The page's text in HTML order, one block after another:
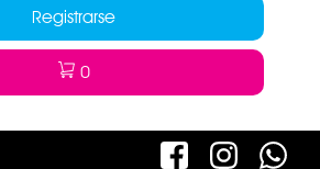
Registrarse
0